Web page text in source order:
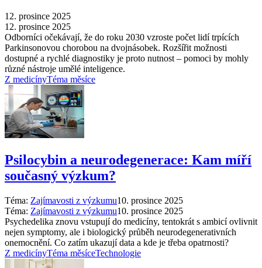
12. prosince 2025
12. prosince 2025
Odborníci očekávají, že do roku 2030 vzroste počet lidí trpících
Parkinsonovou chorobou na dvojnásobek. Rozšířit možnosti
dostupné a rychlé diagnostiky je proto nutnost –⁠ pomoci by mohly
různé nástroje umělé inteligence.
Z medicínyTéma měsíce
Psilocybin a neurodegenerace: Kam míří
současný výzkum?
Téma: Zajímavosti z výzkumu10. prosince 2025
Téma: Zajímavosti z výzkumu10. prosince 2025
Psychedelika znovu vstupují do medicíny, tentokrát s ambicí ovlivnit
nejen symptomy, ale i biologický průběh neurodegenerativních
onemocnění. Co zatím ukazují data a kde je třeba opatrnosti?
Z medicínyTéma měsíceTechnologie